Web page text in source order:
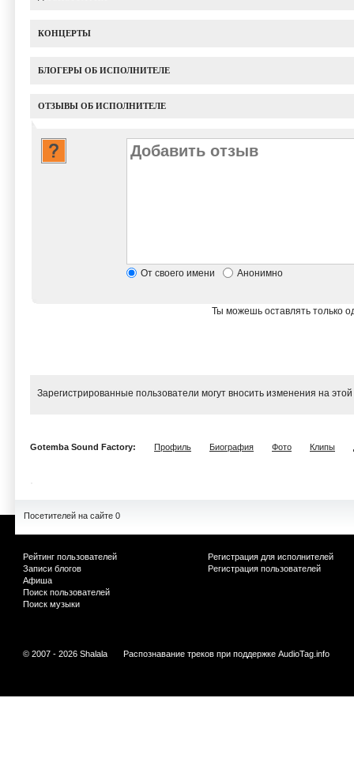
КОНЦЕРТЫ
БЛОГЕРЫ ОБ ИСПОЛНИТЕЛЕ
ОТЗЫВЫ ОБ ИСПОЛНИТЕЛЕ
От своего имени Анонимно
Ты можешь оставлять только
Зарегистрированные пользователи могут вносить изменения на
Gotemba Sound Factory: Профиль Биография Фото Клипы
Посетителей на сайте 0
Рейтинг пользователей
Записи блогов
Афиша
Поиск пользователей
Поиск музыки
Регистрация для исполнителей
Регистрация пользователей
© 2007 - 2026 Shalala Распознавание треков при поддержке AudioTag.info